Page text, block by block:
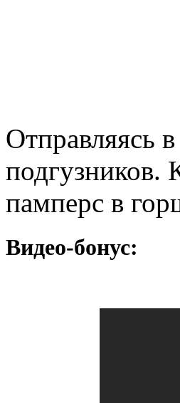
Отправляясь
подгузников.
памперс в
Видео-бонус: